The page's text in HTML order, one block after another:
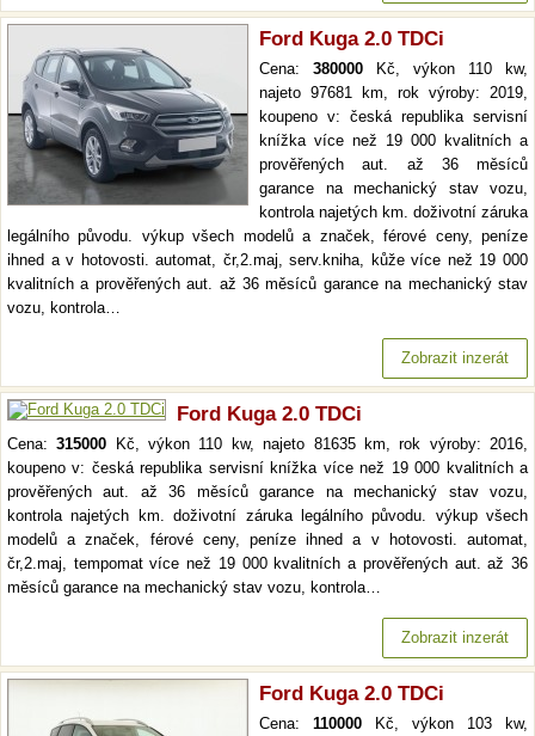
Ford Kuga 2.0 TDCi
Cena: 380000 Kč, výkon 110 kw,
najeto 97681 km, rok výroby: 2019,
koupeno v: česká republika servisní
knížka více než 19 000 kvalitních a
prověřených aut. až 36 měsíců
garance na mechanický stav vozu,
kontrola najetých km. doživotní záruka
legálního původu. výkup všech modelů a značek, férové ceny, peníze
ihned a v hotovosti. automat, čr,2.maj, serv.kniha, kůže více než 19 000
kvalitních a prověřených aut. až 36 měsíců garance na mechanický stav
vozu, kontrola…
Zobrazit inzerát
Ford Kuga 2.0 TDCi
Cena:315000 Kč, výkon 110 kw, najeto 81635 km, rok výroby: 2016,
koupeno v: česká republika servisní knížka více než 19 000 kvalitních a
prověřených aut. až 36 měsíců garance na mechanický stav vozu,
kontrola najetých km. doživotní záruka legálního původu. výkup všech
modelů a značek, férové ceny, peníze ihned a v hotovosti. automat,
čr,2.maj, tempomat více než 19 000 kvalitních a prověřených aut. až 36
měsíců garance na mechanický stav vozu, kontrola…
Zobrazit inzerát
Ford Kuga 2.0 TDCi
Cena: 110000 Kč, výkon 103 kw,